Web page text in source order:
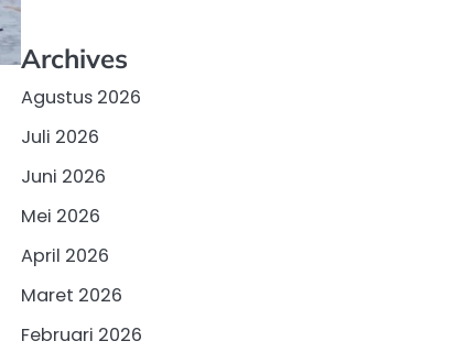
Archives
Agustus 2026
Juli 2026
Juni 2026
Mei 2026
April 2026
Maret 2026
Februari 2026